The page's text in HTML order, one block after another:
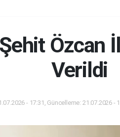
Özcan
Verildi
- 17:31, Güncelleme: 21.07.2026 -